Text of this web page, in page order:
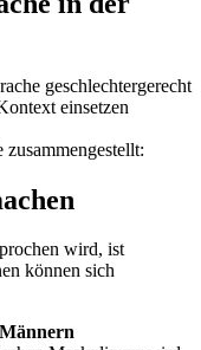
geschlechtergerecht
einsetzen
wird, ist
können sich